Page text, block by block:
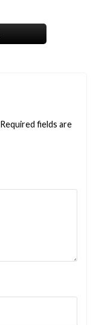
Required fields are